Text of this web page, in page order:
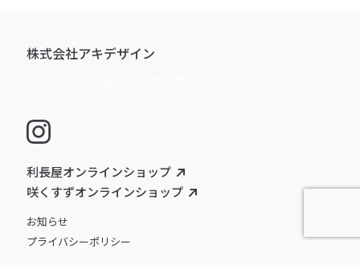
株式会社アキデザイン
利長屋オンラインショップ
咲くすずオンラインショップ
お知らせ
プライバシーポリシー